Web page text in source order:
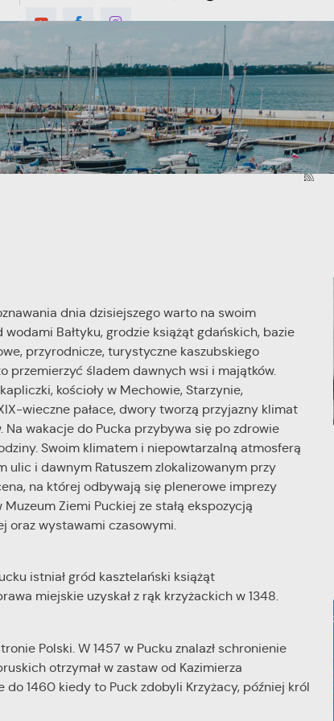
TURYSTYKA INWESTYCJE
dnia dzisiejszego warto na swoim
Bałtyku, grodzie książąt gdańskich, bazie
przyrodnicze, turystyczne kaszubskiego
przemierzyć śladem dawnych wsi i majątków.
kościoły w Mechowie, Starzynie,
wieczne pałace, dwory tworzą przyjazny klimat
wakacje do Pucka przybywa się po zdrowie
Swoim klimatem i niepowtarzalną atmosferą
ulic i dawnym Ratuszem zlokalizowanym przy
na której odbywają się plenerowe imprezy
Ziemi Puckiej ze stałą ekspozycją
oraz wystawami czasowymi.
istniał gród kasztelański książąt
miejskie uzyskał z rąk krzyżackich w 1348.
Polski. W 1457 w Pucku znalazł schronienie
otrzymał w zastaw od Kazimierza
1460 kiedy to Puck zdobyli Krzyżacy, później król